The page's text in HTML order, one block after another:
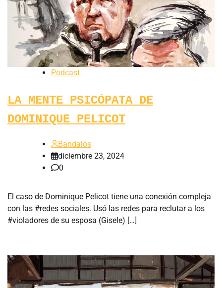
Podcast
LA MENTE PSICÓPATA DE
DOMINIQUE PELICOT
Bandalos
diciembre 23, 2024
0
El caso de Dominique Pelicot tiene una conexión compleja
con las #redes sociales. Usó las redes para reclutar a los
#violadores de su esposa (Gisele) […]